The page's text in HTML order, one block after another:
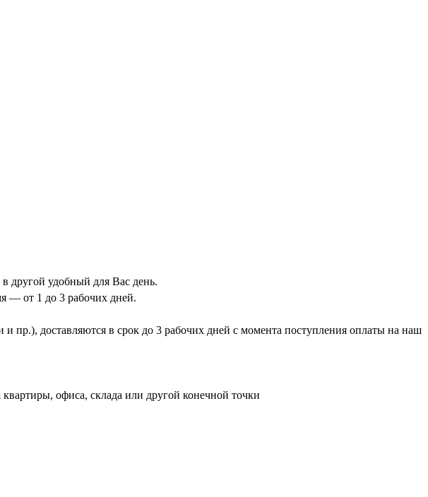
другой удобный для Вас день.
— от 1 до 3 рабочих дней.
и пр.), доставляются в срок до 3 рабочих дней с момента поступления оплаты на наш
офиса, склада или другой конечной точки